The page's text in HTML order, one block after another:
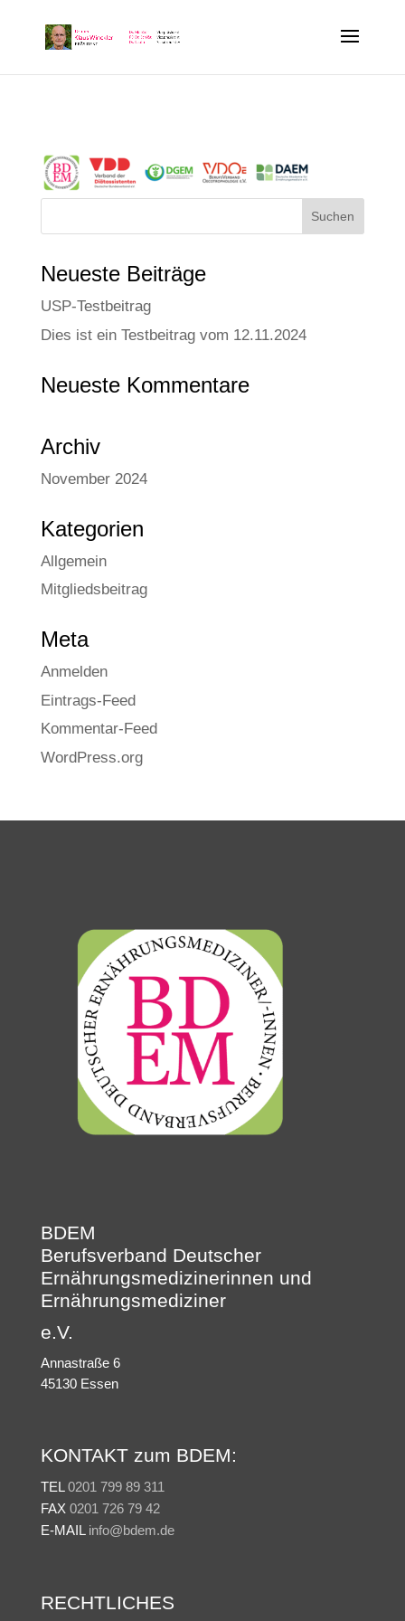
Neue­ste Beiträge
USP-Test­bei­trag
Dies ist ein Test­bei­trag vom 12.11.2024
Neue­ste Kommentare
Archiv
November 2024
Kate­go­rien
Allgemein
Mitgliedsbeitrag
Meta
Anmelden
Eintrags-Feed
Kommentar-Feed
WordPress.org
BDEM
Berufsverband Deutscher
Ernährungsmedizinerinnen und
Ernährungsmediziner
e.V.
Annastraße 6
45130 Essen
KONTAKT zum BDEM:
TEL 0201 799 89 311
FAX 0201 726 79 42
E-MAIL info@bdem.de
RECHTLICHES